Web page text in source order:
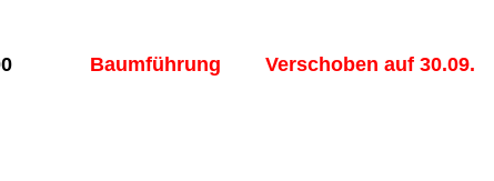
Baumführung Verschoben auf